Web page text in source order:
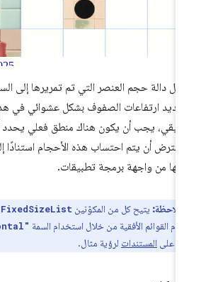
دالة حجم العنصر التي تم تمريرها إلى السمة
ارتفاعات الصفوف بشكل عشوائي في هذا
يجب أن يكون هناك منطق فعلي يحدد
أن يتم احتساب هذه الأحجام استنادًا إلى
من واجهة برمجة تطبيقات.
ملاحظة:يتيح كل من المكوّنينFixedSizeListو
القوائم الأفقية من خلال استخدام السمة
المستنداتلرؤية مثال.